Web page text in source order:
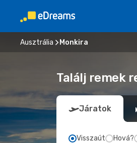
Ausztrália Monkira
Találj remek
Járatok
Visszaút Hová?